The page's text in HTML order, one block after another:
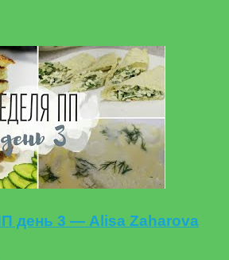
день 3 — Alisa Zaharova